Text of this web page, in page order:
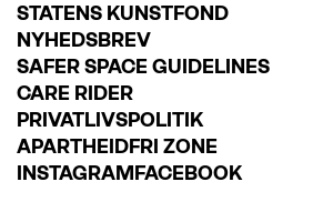
STATENS KUNSTFOND
NYHEDSBREV
SAFER SPACE GUIDELINES
CARE RIDER
PRIVATLIVSPOLITIK
APARTHEIDFRI ZONE
INSTAGRAMFACEBOOK